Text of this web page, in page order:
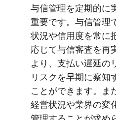
与信管理を​定期的に​
重要です。​与信管理
状況や​信用度を​常に​
応じて​与信審査を​再
より、​支払い​遅延の​
リスクを​早期に​察知
ことができます。​ま
経営状況や​業界の​変